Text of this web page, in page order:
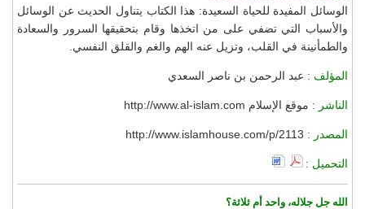
الوسائل المفيدة للحياة السعيدة: هذا الكتاب يتناول الحديث عن الوسائل
والأسباب التي تضفي على من اتخذها وقام بتحقيقها السرور والسعادة
والطمأنينة في القلب، وتزيل عنه الهم والغم والقلق النفسي.
المؤلف : عبد الرحمن بن ناصر السعدي
الناشر : موقع الإسلام http://www.al-islam.com
المصدر : http://www.islamhouse.com/p/2113
التحميل :
الله جل جلاله، واحد أم ثلاثة؟